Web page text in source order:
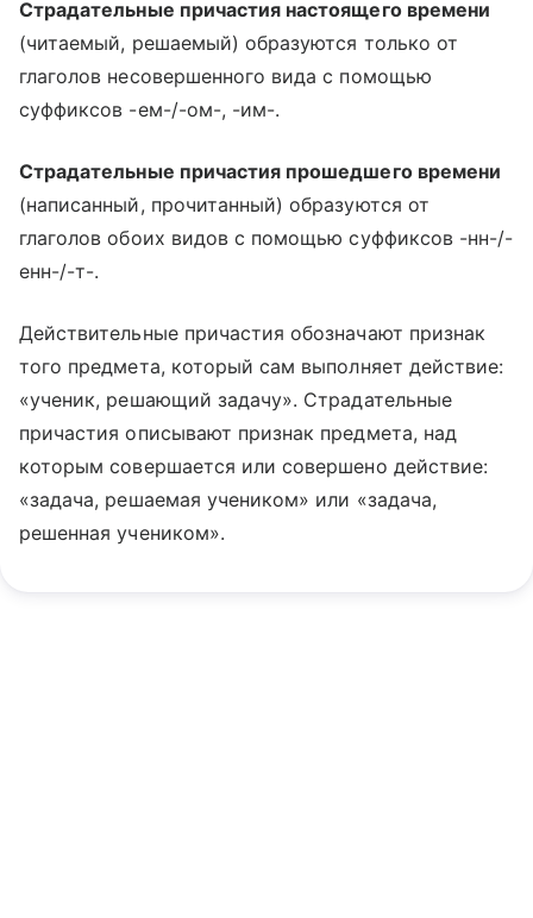
Страдательные причастия настоящего времени
(читаемый, решаемый) образуются только от
глаголов несовершенного вида с помощью
суффиксов -ем-/-ом-, -им-.
Страдательные причастия прошедшего времени
(написанный, прочитанный) образуются от
глаголов обоих видов с помощью суффиксов -нн-/-
енн-/-т-.
Действительные причастия обозначают признак
того предмета, который сам выполняет действие:
«ученик, решающий задачу». Страдательные
причастия описывают признак предмета, над
которым совершается или совершено действие:
«задача, решаемая учеником» или «задача,
решенная учеником».